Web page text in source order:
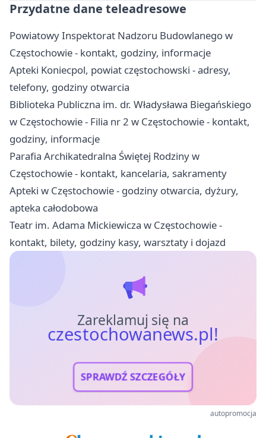
Przydatne dane teleadresowe
Powiatowy Inspektorat Nadzoru Budowlanego w
Częstochowie - kontakt, godziny, informacje
Apteki Koniecpol, powiat częstochowski - adresy,
telefony, godziny otwarcia
Biblioteka Publiczna im. dr. Władysława Biegańskiego
w Częstochowie - Filia nr 2 w Częstochowie - kontakt,
godziny, informacje
Parafia Archikatedralna Świętej Rodziny w
Częstochowie - kontakt, kancelaria, sakramenty
Apteki w Częstochowie - godziny otwarcia, dyżury,
apteka całodobowa
Teatr im. Adama Mickiewicza w Częstochowie -
kontakt, bilety, godziny kasy, warsztaty i dojazd
Zareklamuj się na
czestochowanews.pl!
SPRAWDŹ SZCZEGÓŁY
autopromocja